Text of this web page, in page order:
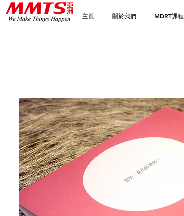
主頁 關於我們 MDRT課程